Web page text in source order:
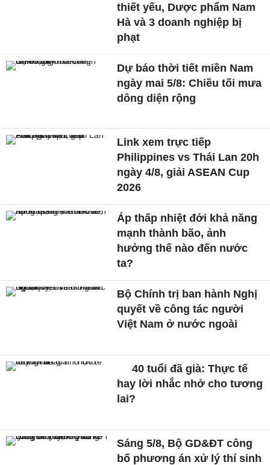
thiết yếu, Dược phẩm Nam
Hà và 3 doanh nghiệp bị
phạt
Dự báo thời tiết miền Nam
ngày mai 5/8: Chiều tối mưa
dông diện rộng
Link xem trực tiếp
Philippines vs Thái Lan 20h
ngày 4/8, giải ASEAN Cup
2026
Áp thấp nhiệt đới khả năng
mạnh thành bão, ảnh
hưởng thế nào đến nước
ta?
Bộ Chính trị ban hành Nghị
quyết về công tác người
Việt Nam ở nước ngoài
40 tuổi đã già: Thực tế
hay lời nhắc nhở cho tương
lai?
Sáng 5/8, Bộ GD&ĐT công
bố phương án xử lý thí sinh